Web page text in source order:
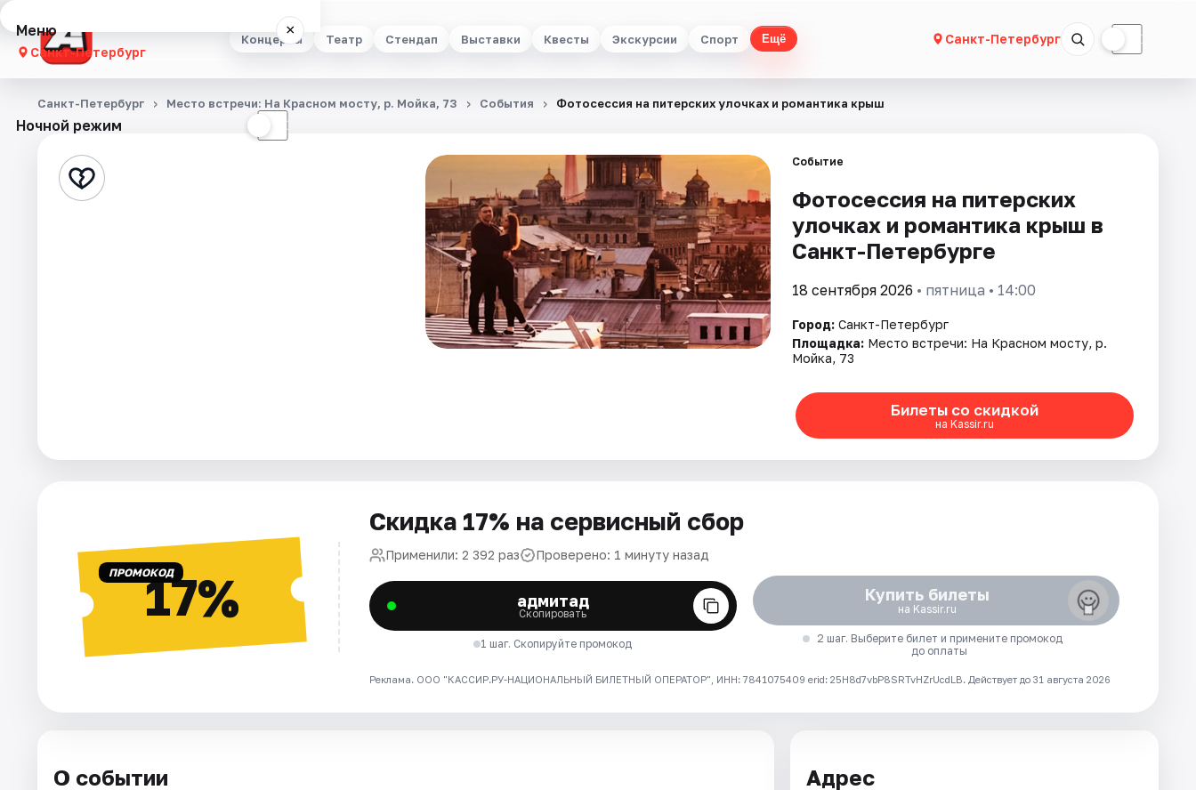
Концерты Театр Стендап Выставки Квесты Экскурсии Спорт Ещё Санкт-Петербург ☾
Меню ×
Санкт-Петербург
Концерты
Стендап
Рейтинги
Ночной режим ☾
Санкт-Петербург Место встречи: На Красном мосту, р. Мойка, 73 События Фотосессия на питерских улочках и романтика крыш
Событие
Фотосессия на питерских
улочках и романтика крыш в
Санкт-Петербурге
18 сентября 2026 • пятница • 14:00
Город: Санкт-Петербург
Площадка: Место встречи: На Красном мосту, р.
Мойка, 73
Билеты со скидкой
на Kassir.ru
ПРОМОКОД17%
Скидка 17% на сервисный сбор
Применили: 2 392 раз Проверено: 1 минуту назад
адмитад
Скопировать
1 шаг. Скопируйте промокод
Купить билеты
на Kassir.ru
2 шаг. Выберите билет и примените промокод
до оплаты
Реклама. ООО "КАССИР.РУ-НАЦИОНАЛЬНЫЙ БИЛЕТНЫЙ ОПЕРАТОР", ИНН: 7841075409 erid: 25H8d7vbP8SRTvHZrUcdLB. Действует до 31 августа 2026
О событии Адрес